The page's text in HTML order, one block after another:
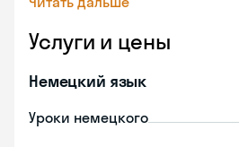
Услуги и цены
Немецкий язык
Уроки немецкого